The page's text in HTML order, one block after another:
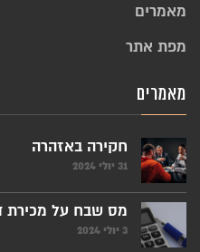
מאמרים
מפת אתר
מאמרים
חקירה באזהרה
31 יולי 2024
מס שבח על מכירת
3 יולי 2024